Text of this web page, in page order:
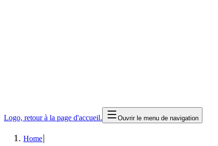
Logo, retour à la page d'accueil. Ouvrir le menu de navigation
Home|